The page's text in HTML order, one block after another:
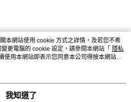
本網站使用 cookie 方式之詳情，及若您不希
更電腦的 cookie 設定，請參閱本網站「 隱私
使用本網站即表示您同意本公司得按本網站使
。
我知道了